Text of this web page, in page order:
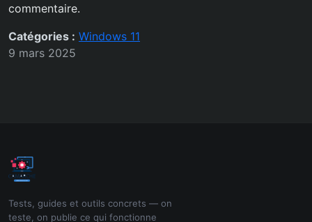
commentaire.
Catégories : Windows 11
9 mars 2025
Tests, guides et outils concrets — on
teste, on publie ce qui fonctionne